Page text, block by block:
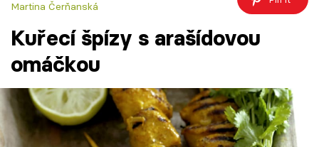
Česká kuchyně
Témata
Recepty
Martina Čerňanská
Kuřecí špízy s arašídovou
omáčkou